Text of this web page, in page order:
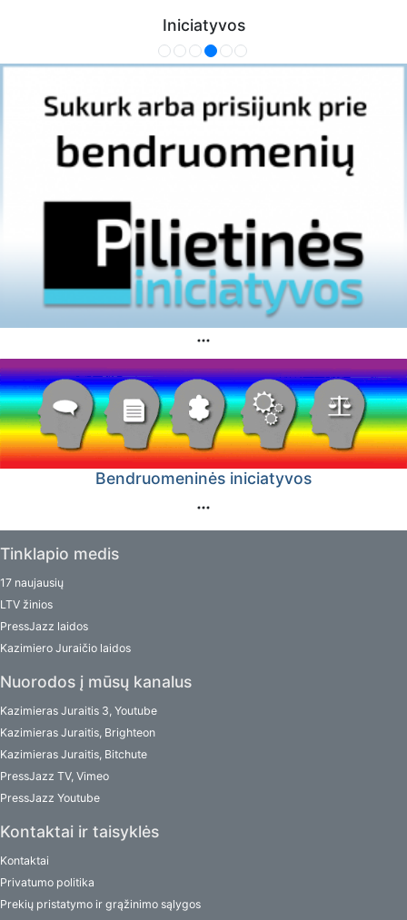
Iniciatyvos
Bendruomeninės iniciatyvos
Tinklapio medis
17 naujausių
LTV žinios
PressJazz laidos
Kazimiero Juraičio laidos
Nuorodos į mūsų kanalus
Kazimieras Juraitis 3, Youtube
Kazimieras Juraitis, Brighteon
Kazimieras Juraitis, Bitchute
PressJazz TV, Vimeo
PressJazz Youtube
Kontaktai ir taisyklės
Kontaktai
Privatumo politika
Prekių pristatymo ir grąžinimo sąlygos